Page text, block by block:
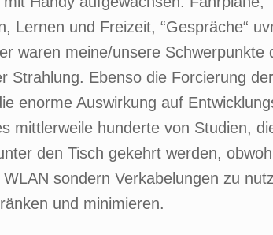
Lernen und Freizeit, “Gespräche“
waren meine/unsere Schwerpunkte
Strahlung. Ebenso die Forcierung
enorme Auswirkung auf
mittlerweile hunderte von Studien,
den Tisch gekehrt werden,
sondern Verkabelungen zu
und minimieren.